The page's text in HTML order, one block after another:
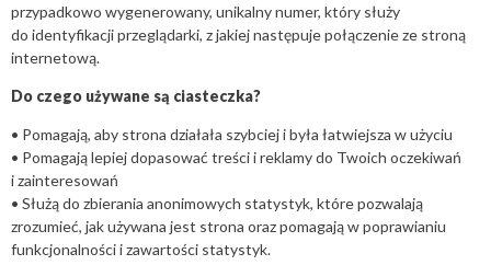
przypadkowo wygenerowany, unikalny numer, który służy
do identyfikacji przeglądarki, z jakiej następuje połączenie ze stroną
internetową.
Do czego używane są ciasteczka?
• Pomagają, aby strona działała szybciej i była łatwiejsza w użyciu
• Pomagają lepiej dopasować treści i reklamy do Twoich oczekiwań
i zainteresowań
• Służą do zbierania anonimowych statystyk, które pozwalają
zrozumieć, jak używana jest strona oraz pomagają w poprawianiu
funkcjonalności i zawartości statystyk.